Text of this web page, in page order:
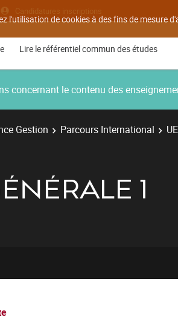
l'utilisation de cookies à des fins de mesure
Candidatures inscriptions
Lire le référentiel commun des études
concernant le contenu des
Gestion Parcours International
1